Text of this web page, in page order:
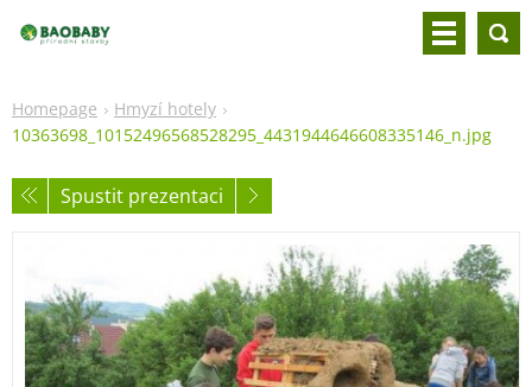
Homepage
Hmyzí hotely
10363698_10152496568528295_4431944646608335146_n.jpg
Spustit prezentaci